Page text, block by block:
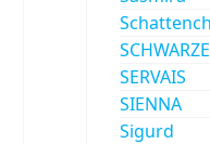
SERVAIS
SIENNA
Sigurd